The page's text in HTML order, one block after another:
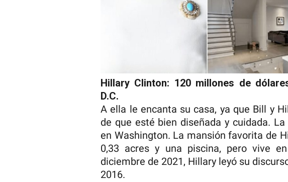
Hillary Clinton: 120 millones de
D.C.
A ella le encanta su casa, ya que Bill y
de que esté bien diseñada y cuidada.
en Washington. La mansión favorita de
0,33 acres y una piscina, pero vive
diciembre de 2021, Hillary leyó su
2016.